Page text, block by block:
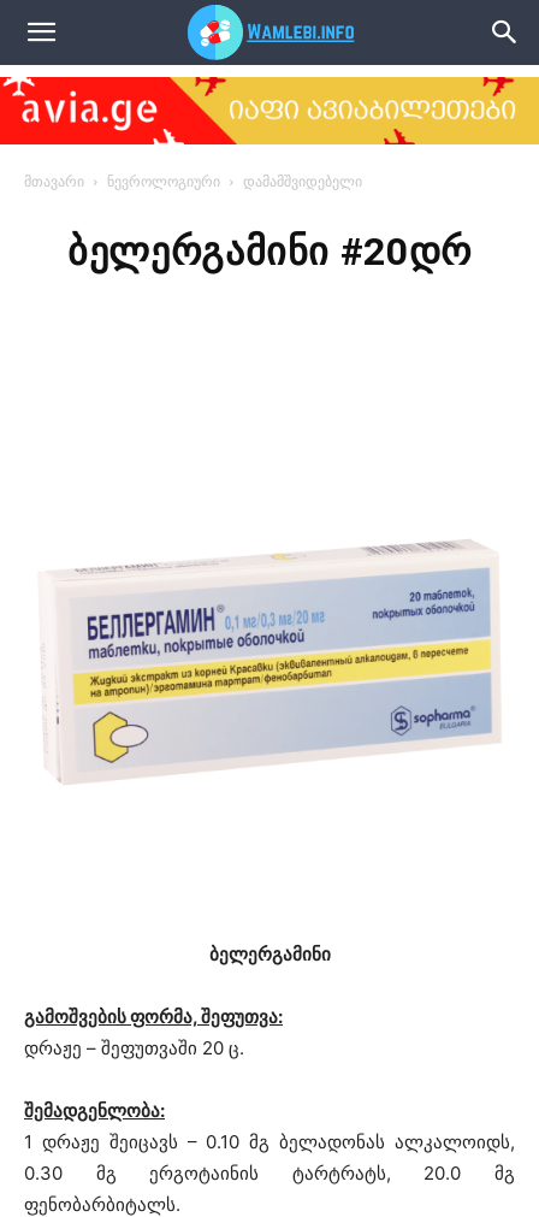
წამლები
მთავარი ნევროლოგიური დამამშვიდებელი
ბელერგამინი #20დრ
ბელერგამინი
გამოშვების ფორმა, შეფუთვა:
დრაჟე – შეფუთვაში 20 ც.
შემადგენლობა:
1 დრაჟე შეიცავს – 0.10 მგ ბელადონას ალკალოიდს,
0.30 მგ ერგოტაინის ტარტრატს, 20.0 მგ
ფენობარბიტალს.